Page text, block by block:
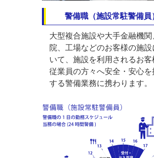
警備職（施設常駐警備員
大型複合施設や大手金融機関
院、工場などのお客様の施設
いて、施設を利用されるお客
従業員の方々へ安全・安心を
する警備業務に携わります。